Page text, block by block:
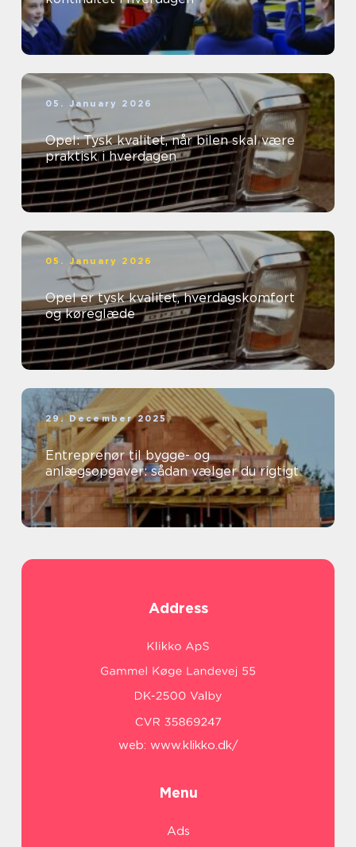
05. January 2026
Opel: Tysk kvalitet, når bilen skal være
praktisk i hverdagen
05. January 2026
Opel er tysk kvalitet, hverdagskomfort
og køreglæde
29. December 2025
Entreprenør til bygge- og
anlægsopgaver: sådan vælger du rigtigt
Address
web: www.klikko.dk/
Menu
Ads